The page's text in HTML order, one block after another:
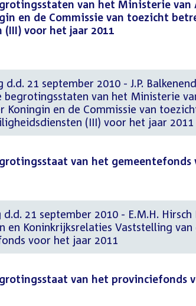
van het Ministerie van
en de Commissie van toezicht
voor het jaar 2011
21 september 2010 - J.P.
begrotingsstaten van het Ministerie
Koningin en de Commissie van
(III) voor het jaar 2011
van het gemeentefonds
21 september 2010 - E.M.H.
en Koninkrijksrelaties Vaststelling
voor het jaar 2011
van het provinciefonds